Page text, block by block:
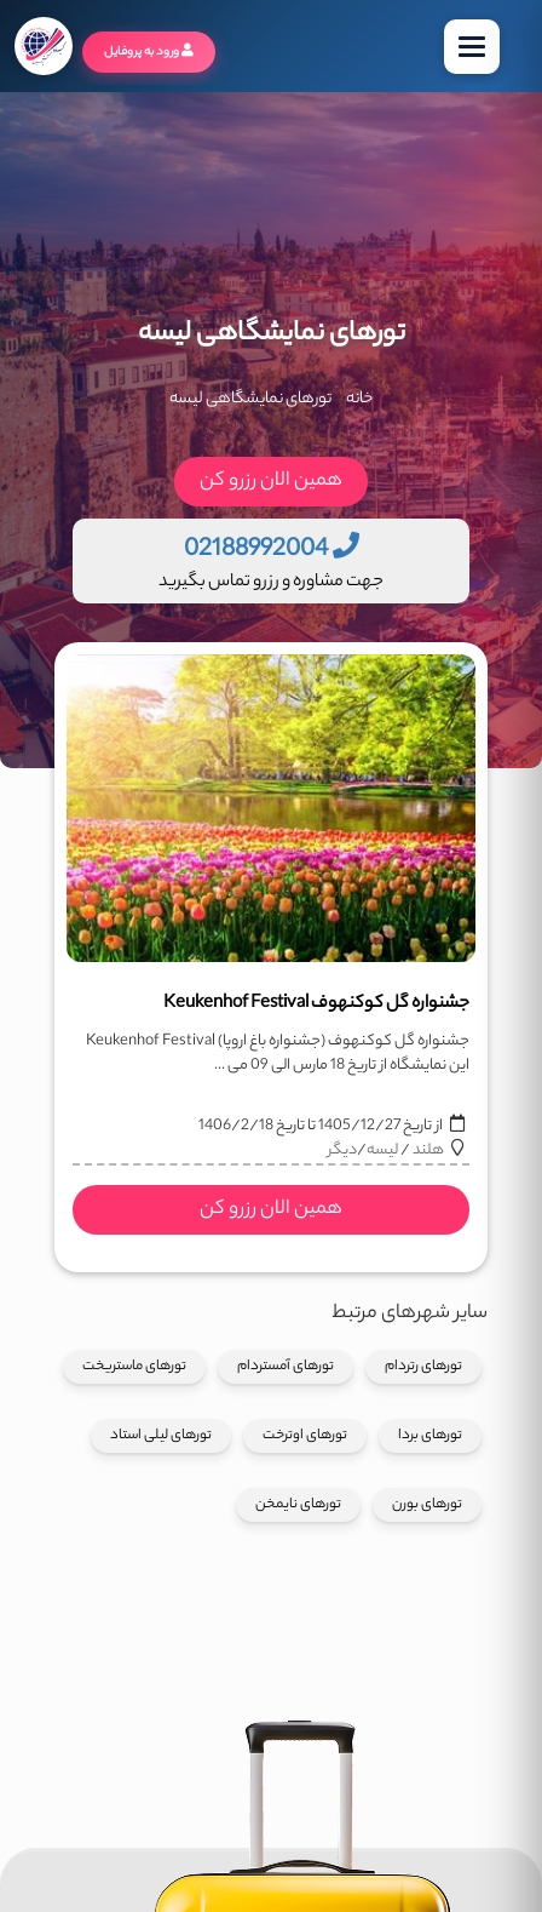
منو ورود به پروفایل
تورهای نمایشگاهی لیسه
خانه تورهای نمایشگاهی لیسه
همین الان رزرو کن
02188992004
جهت مشاوره و رزرو تماس بگیرید
جشنواره گل کوکنهوف Keukenhof Festival
جشنواره گل کوکنهوف (جشنواره باغ اروپا) Keukenhof Festival
این نمایشگاه از تاریخ 18 مارس الی 09 می ...
از تاریخ1405/12/27تا تاریخ1406/2/18
هلند/لیسه/دیگر
همین الان رزرو کن
سایر شهرهای مرتبط
تورهای رتردام تورهای آمستردام تورهای ماستریخت
تورهای بردا تورهای اوترخت تورهای لیلی استاد
تورهای بورن تورهای نایمخن